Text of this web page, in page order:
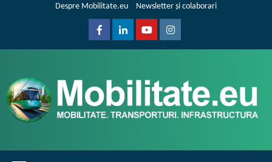
Despre Mobilitate.eu Newsletter și colaborari
FacebookLinkedinYoutubeInstagram